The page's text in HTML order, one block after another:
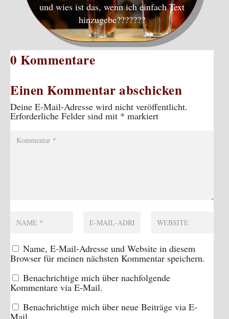
und wies ist das, wenn ich einfach Text
hinzugebe???????
0 Kommentare
Einen Kommentar abschicken
Deine E-Mail-Adresse wird nicht veröffentlicht.
Erforderliche Felder sind mit * markiert
Name, E-Mail-Adresse und Website in diesem
Browser für meinen nächsten Kommentar speichern.
Benachrichtige mich über nachfolgende
Kommentare via E-Mail.
Benachrichtige mich über neue Beiträge via E-